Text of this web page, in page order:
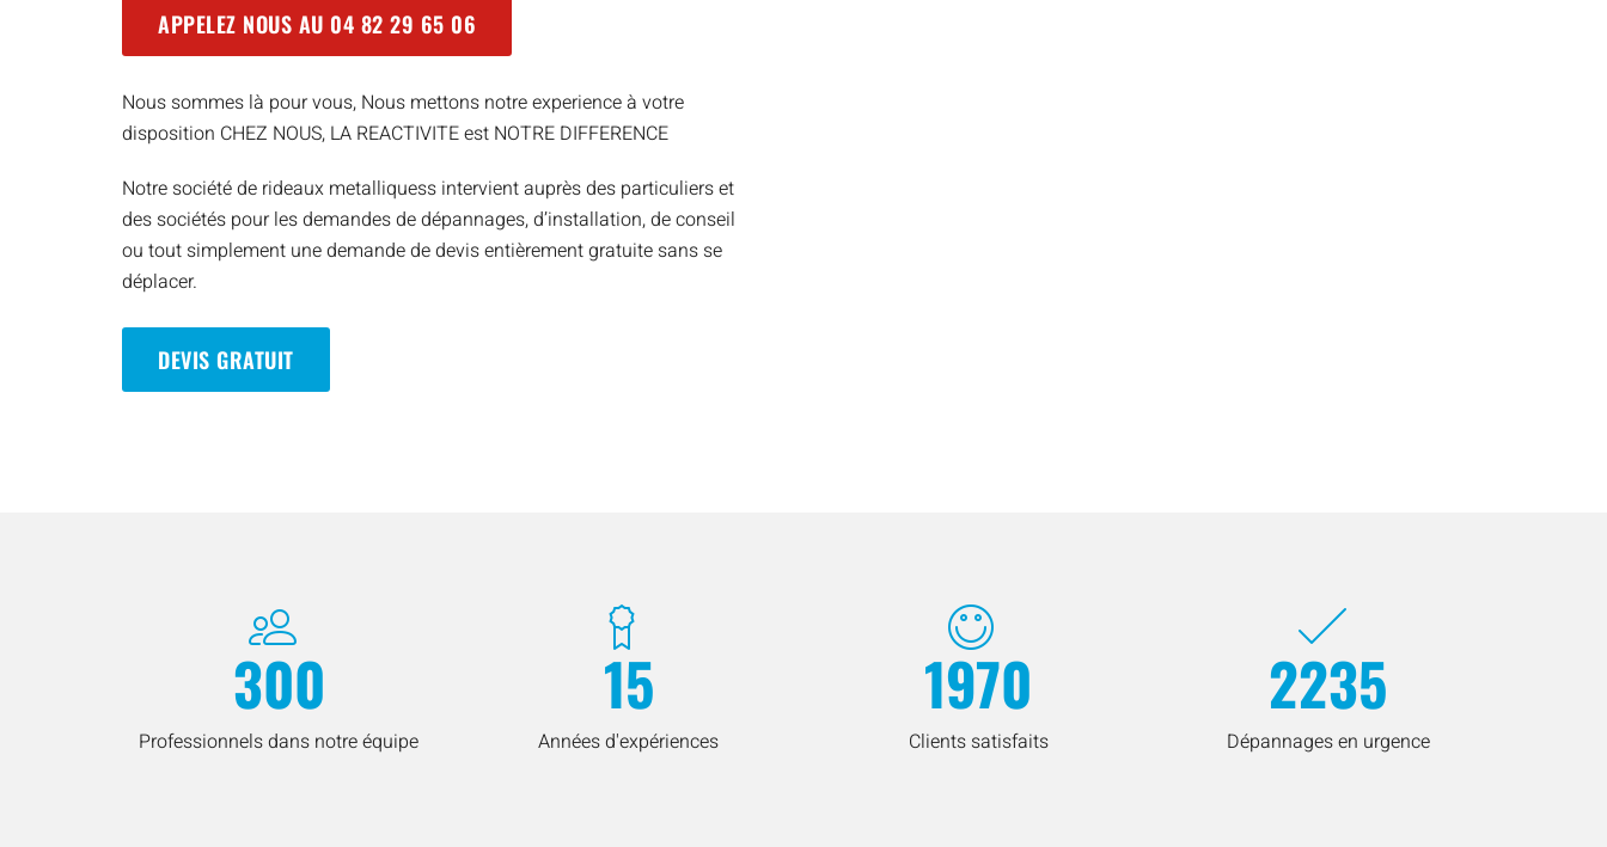
APPELEZ NOUS AU 04 82 29 65 06
Nous sommes là pour vous, Nous mettons notre experience à votre
disposition CHEZ NOUS, LA REACTIVITE est NOTRE DIFFERENCE
Notre société de rideaux metalliquess intervient auprès des particuliers et
des sociétés pour les demandes de dépannages, d’installation, de conseil
ou tout simplement une demande de devis entièrement gratuite sans se
déplacer.
DEVIS GRATUIT
300
Professionnels dans notre équipe
15
Années d'expériences
1970
Clients satisfaits
2235
Dépannages en urgence